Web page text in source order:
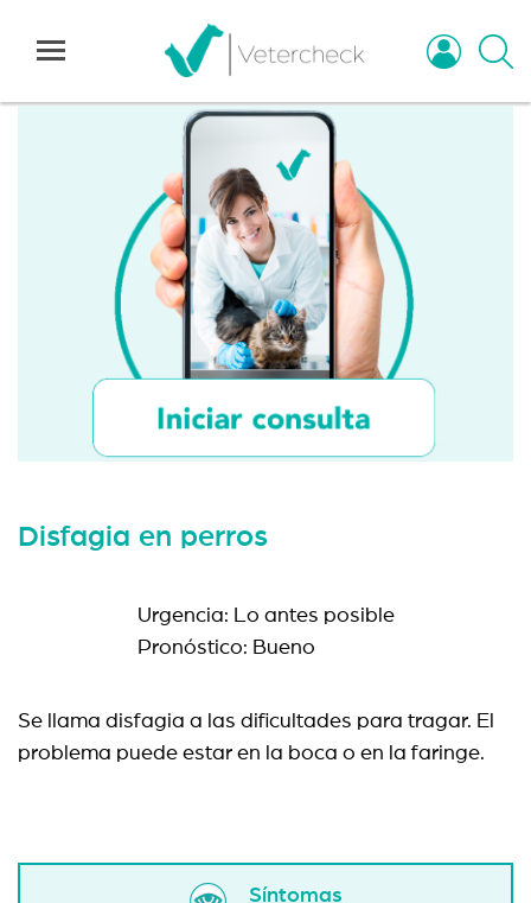
Disfagia en perros
Urgencia: Lo antes posible
Pronóstico: Bueno
Se llama disfagia a las dificultades para tragar. El
problema puede estar en la boca o en la faringe.
Síntomas